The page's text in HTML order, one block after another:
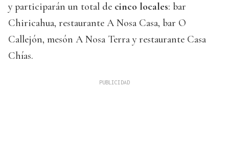
y participarán un total de cinco locales: bar
Chiricahua, restaurante A Nosa Casa, bar O
Callejón, mesón A Nosa Terra y restaurante Casa
Chías.